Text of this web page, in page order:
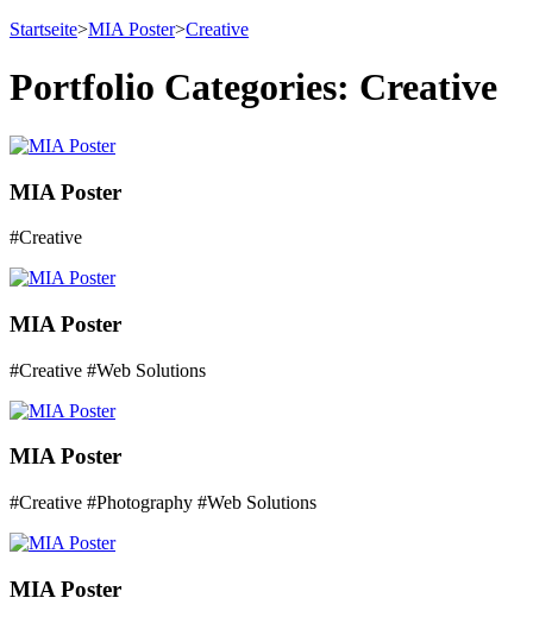
Startseite>MIA Poster>Creative
Portfolio Categories: Creative
MIA Poster
#Creative
MIA Poster
#Creative #Web Solutions
MIA Poster
#Creative #Photography #Web Solutions
MIA Poster